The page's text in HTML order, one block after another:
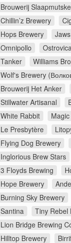
Brouwerij Slaapmutske
Chillin’z Brewery
Hops Brewery
Omnipollo
Ostrovica
Tanker
Williams
Wolf's Brewery
Brouwerij Het Anker
Stillwater Artisanal
White Rabbit
Le Presbytère
Flying Dog Brewery
Inglorious Brew Stars
3 Floyds Brewing
Hope Brewery
Burning Sky Brewery
Santina
Tiny Rebel
Lion Bridge Brewing
Hilltop Brewery